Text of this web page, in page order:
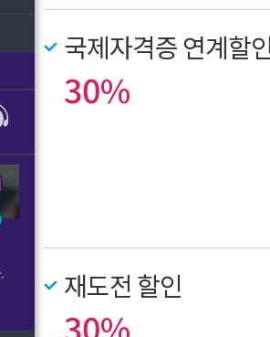
국제자격증 연계할
30%
재도전 할인
30%